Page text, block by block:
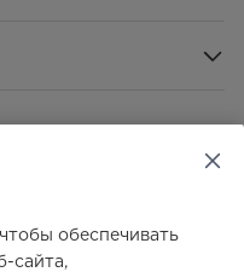
обеспечивать
сайта,